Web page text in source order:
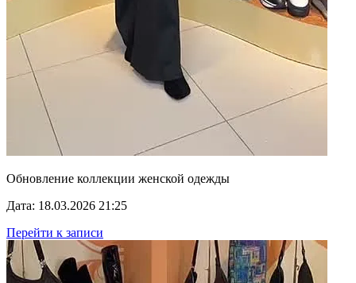
Обновление коллекции женской одежды
Дата: 18.03.2026 21:25
Перейти к записи